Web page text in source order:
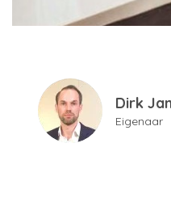
Dirk
Eigenaar